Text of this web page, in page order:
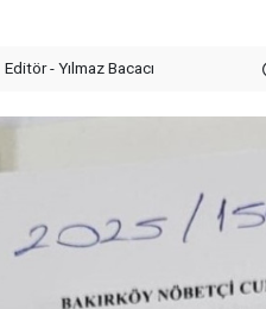
Editör - Yılmaz Bacacı